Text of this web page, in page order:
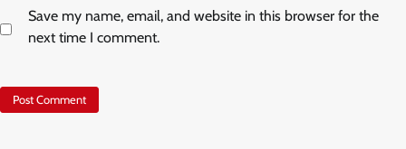
Save my name, email, and website in this browser for the
next time I comment.